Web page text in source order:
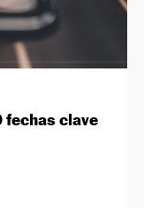
fechas clave